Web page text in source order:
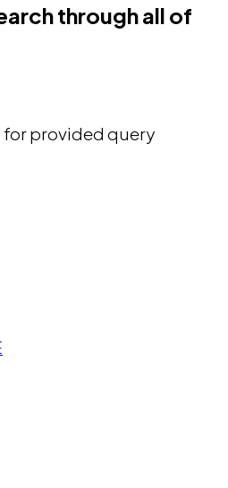
through all of
for provided query